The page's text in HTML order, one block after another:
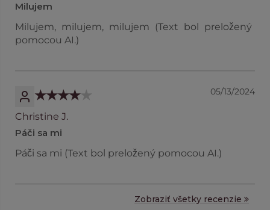
Milujem
Milujem, milujem, milujem (Text bol preložený
pomocou AI.)
05/13/2024
Christine J.
Páči sa mi
Páči sa mi (Text bol preložený pomocou AI.)
Zobraziť všetky recenzie